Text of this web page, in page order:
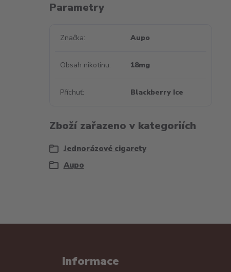
Parametry
Značka Aupo
Obsah nikotinu 18mg
Příchuť Blackberry Ice
Zboží zařazeno v kategoriích
Jednorázové cigarety
Aupo
Informace